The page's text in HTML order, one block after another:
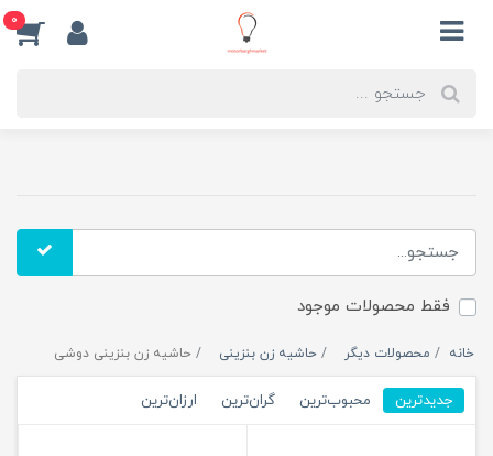
0
فقط محصولات موجود
خانه محصولات دیگر حاشیه زن بنزینی حاشیه زن بنزینی دوشی
جدیدترین محبوب‌ترین گران‌ترین ارزان‌ترین